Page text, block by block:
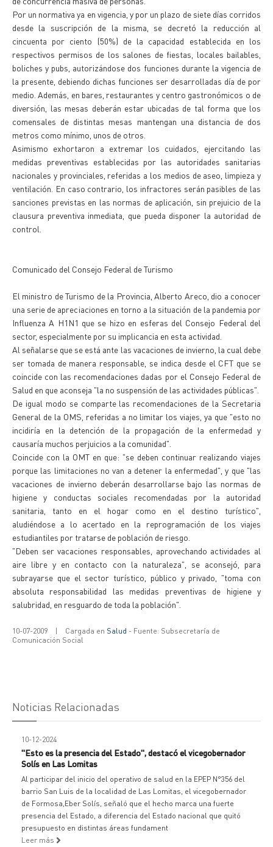
Por un normativa ya en vigencia, y por un plazo de siete días corridos
desde la suscripción de la misma, se decretó la reducción al
cincuenta por ciento (50%) de la capacidad establecida en los
respectivos permisos de los salones de fiestas, locales bailables,
boliches y pubs, autorizándose dos funciones durante la vigencia de
la presente, debiendo dichas funciones ser desarrolladas día de por
medio. Además, en bares, restaurantes y centro gastronómicos o de
diversión, las mesas deberán estar ubicadas de tal forma que los
comensales de distintas mesas mantengan una distancia de dos
metros como mínimo, unos de otros.
Asimismo exhortaron a extremar los cuidados, ejercitando las
medidas preventivas establecidas por las autoridades sanitarias
nacionales y provinciales, referidas a los medios de aseo, limpieza y
ventilación. En caso contrario, los infractores serán pasibles de las
sanciones previstas en las normas de aplicación, sin prejuicio de la
clausura preventiva inmediata, que pueda disponer la autoridad de
control.
Comunicado del Consejo Federal de Turismo
El ministro de Turismo de la Provincia, Alberto Areco, dio a conocer
una serie de apreciaciones en torno a la situación de la pandemia por
Influenza A H1N1 que se hizo en esferas del Consejo Federal del
sector, especialmente por su implicancia en esta actividad.
Al señalarse que se está ante las vacaciones de invierno, la cual debe
ser tomada de manera responsable, se indica desde el CFT que se
coincide con las recomendaciones dadas por el Consejo Federal de
Salud en que aconseja "la no suspensión de las actividades públicas".
De igual modo se comparte las recomendaciones de la Secretaria
General de la OMS, referidas a no limitar los viajes, ya que "esto no
incidiría en la detención de la propagación de la enfermedad y
causaría muchos perjuicios a la comunidad".
Coincide con la OMT en que: "se deben continuar realizando viajes
porque las limitaciones no van a detener la enfermedad", y que "las
vacaciones de invierno deberán desarrollarse bajo las normas de
higiene y conductas sociales recomendadas por la autoridad
sanitaria, tanto en el hogar como en el destino turístico",
aludiéndose a lo acertado en la reprogramación de los viajes
estudiantiles por tratarse de población de riesgo.
"Deben ser vacaciones responsables, aprovechando actividades al
aire libre y en contacto con la naturaleza", se aconsejó, para
subrayarse que el sector turístico, público y privado, "toma con
absoluta responsabilidad las medidas preventivas de higiene y
salubridad, en resguardo de toda la población".
10-07-2009 | Cargada en Salud - Fuente: Subsecretaría de
Comunicación Social
Noticias Relacionadas
10-12-2024
"Esto es la presencia del Estado", destacó el vicegobernador
Solís en Las Lomitas
Al participar del inicio del operativo de salud en la EPEP N°356 del
barrio San Luis de la localidad de Las Lomitas, el vicegobernador
de Formosa,Eber Solís, señaló que el hecho marca una fuerte
presencia del Estado, a diferencia del Estado nacional que quitó
presupuesto en distintas áreas fundament
Leer más